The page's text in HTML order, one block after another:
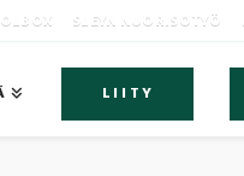
SLEYN NUORISOTYÖ
LIITY